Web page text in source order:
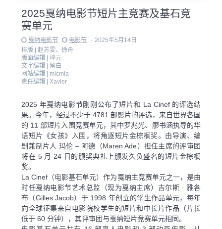
2025戛纳电影节短片主竞赛及基石竞
赛单元
戛纳电影节 电影节 · 2025年5月14日
排版 | 赵苏雯、徐舟
版面编辑 | 坤元
文字编辑 | 留白
网站编辑 | micmia
责任编辑 | Xavier
2025 年戛纳电影节刚刚公布了短片和 La Cinef 的评选结
果。今年，经过不少于 4781 部影片的评选，来自世界各国
的 11 部短片入围竞赛单元，其中罗兆光、廖书涵执导的华
语短片《女孩》入围，将角逐短片金棕榈奖。由导演、编
剧兼制片人 玛伦 – 阿德（Maren Ade）担任主席的评审团
将在 5 月 24 日的颁奖典礼上颁发久负盛名的短片金棕榈
奖。
La Cinef（电影基石单元）作为戛纳主竞赛单元之一，是由
时任戛纳电影节艺术总监（现为戛纳主席）吉尔斯 · 雅各
布（Gilles Jacob）于 1998 年创立的学生作品单元，每年
向全球征集来自电影院校学生的短片和中长片作品（片长
低于 60 分钟），其评审团与戛纳短片竞赛单元相同。